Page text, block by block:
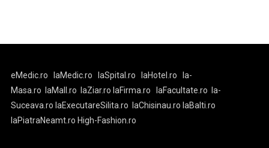
eMedic.ro laMedic.ro laSpital.ro laHotel.ro
la-
Masa.ro
laMall.ro laZiar.ro laFirma.ro laFacultate.ro
la-
Suceava.ro laExecutareSilita.ro laChisinau.ro laBalti.ro
laPiatraNeamt.ro High-Fashion.ro